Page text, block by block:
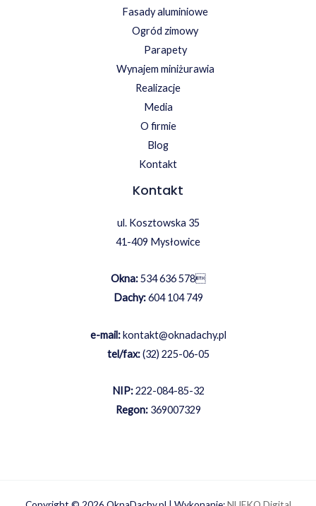
Fasady aluminiowe
Ogród zimowy
Parapety
Wynajem miniżurawia
Realizacje
Media
O firmie
Blog
Kontakt
Kontakt
ul. Kosztowska 35
41-409 Mysłowice
Okna: 534 636 578
Dachy: 604 104 749
e-mail: kontakt@oknadachy.pl
tel/fax: (32) 225-06-05
NIP:222-084-85-32
Regon:369007329